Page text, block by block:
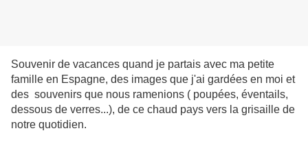
Souvenir de vacances quand je partais avec ma petite
famille en Espagne, des images que j'ai gardées en moi et
des souvenirs que nous ramenions ( poupées, éventails,
dessous de verres...), de ce chaud pays vers la grisaille de
notre quotidien.